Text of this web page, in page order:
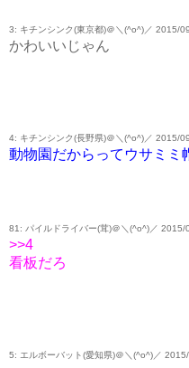
3: キチンシンク(東京都)＠＼(^o^)／ 2015/
かわいいじゃん
4: キチンシンク(長野県)＠＼(^o^)／ 2015/
動物園だからってウサミミ
81: パイルドライバー(茸)＠＼(^o^)／
>>4
看板だろ
5: エルボーバット(愛知県)＠＼(^o^)／